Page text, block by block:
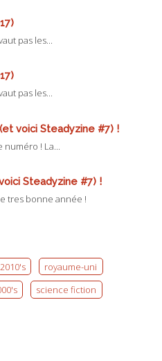
pas les...
pas les...
voici Steadyzine #7) !
numéro ! La...
Steadyzine #7) !
tres bonne année !
2010's
royaume-uni
science fiction